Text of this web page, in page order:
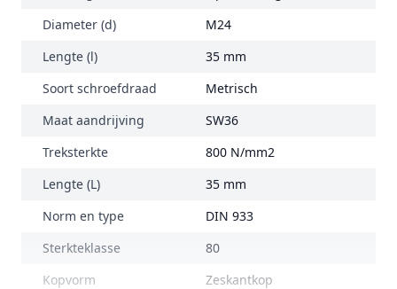
Diameter (d)
M24
Lengte (l)
35 mm
Soort schroefdraad
Metrisch
Maat aandrijving
SW36
Treksterkte
800 N/mm2
Lengte (L)
35 mm
Norm en type
DIN 933
Sterkteklasse
80
Kopvorm
Zeskantkop